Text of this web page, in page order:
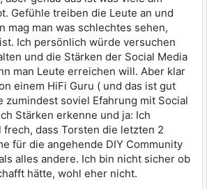
Gefühle treiben die Leute an und
mag man was schlechtes sehen,
Ich persönlich würde versuchen
und die Stärken der Social Media
man Leute erreichen will. Aber klar
einem HiFi Guru ( und das ist gut
zumindest soviel Efahrung mit Social
Stärken erkenne und ja: Ich
frech, dass Torsten die letzten 2
für die angehende DIY Community
alles andere. Ich bin nicht sicher ob
hätte, wohl eher nicht.